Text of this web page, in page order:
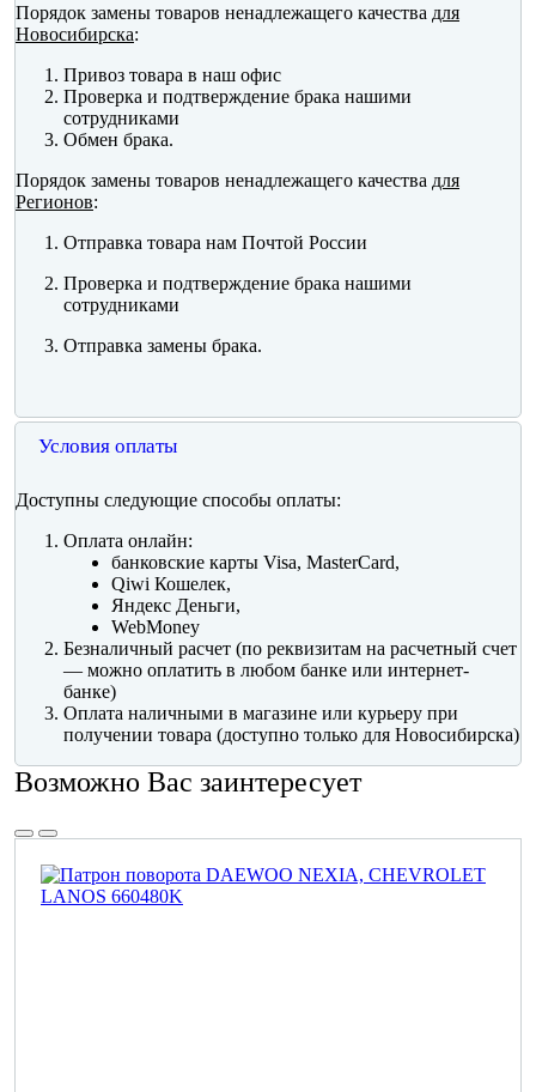
Порядок замены товаров ненадлежащего качества для
Новосибирска:
Привоз товара в наш офис
Проверка и подтверждение брака нашими
сотрудниками
Обмен брака.
Порядок замены товаров ненадлежащего качества для
Регионов:
Отправка товара нам Почтой России
Проверка и подтверждение брака нашими
сотрудниками
Отправка замены брака.
Условия оплаты
Доступны следующие способы оплаты:
Оплата онлайн:
банковские карты Visa, MasterCard,
Qiwi Кошелек,
Яндекс Деньги,
WebMoney
Безналичный расчет (по реквизитам на расчетный счет
— можно оплатить в любом банке или интернет-
банке)
Оплата наличными в магазине или курьеру при
получении товара (доступно только для Новосибирска)
Возможно Вас заинтересует